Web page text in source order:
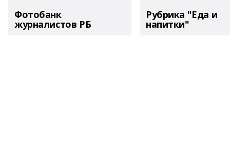
Фотобанк
журналистов РБ
Рубрика "Еда и
напитки"